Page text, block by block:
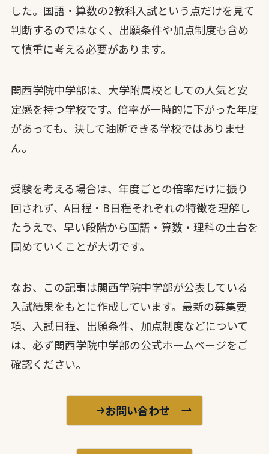
した。国語・算数の2教科入試という点だけを見て
判断するのではなく、出願条件や加点制度も含め
て慎重に考える必要があります。
関西学院中学部は、大学附属校としての人気と安
定感を持つ学校です。倍率が一時的に下がった年度
があっても、決して油断できる学校ではありませ
ん。
受験を考える場合は、年度ごとの倍率だけに振り
回されず、A日程・B日程それぞれの特徴を理解し
たうえで、早い段階から国語・算数・理科の土台を
固めていくことが大切です。
なお、この記事は関西学院中学部が公表している
入試結果をもとに作成しています。最新の募集要
項、入試日程、出願条件、加点制度などについて
は、必ず関西学院中学部の公式ホームページをご
確認ください。
お問い合わせ